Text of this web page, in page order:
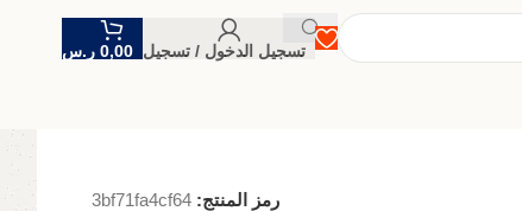
تسجيل الدخول / تسجيل 0,00 ر.س
رمز المنتج: 3bf71fa4cf64